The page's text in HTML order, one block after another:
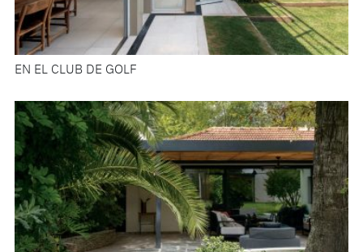
EN EL CLUB DE GOLF